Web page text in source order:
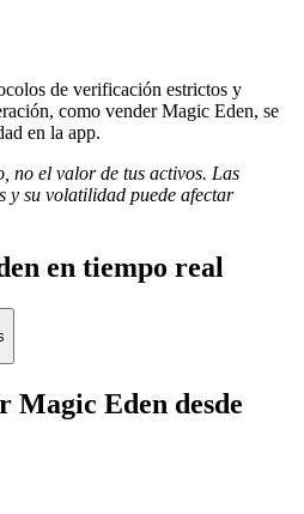
de verificación estrictos y
como vender Magic Eden, se
en la app.
no el valor de tus activos. Las
y su volatilidad puede afectar
en tiempo real
Magic Eden desde